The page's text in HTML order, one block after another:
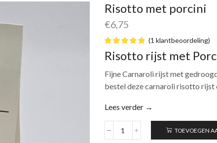
Risotto met porcini
€6,75
(1 klantbeoordeling)
Risotto rijst met
Fijne Carnaroli rijst met
bestel deze carnaroli risotto rijst
Lees verder →
Risotto
TOEVOEGEN